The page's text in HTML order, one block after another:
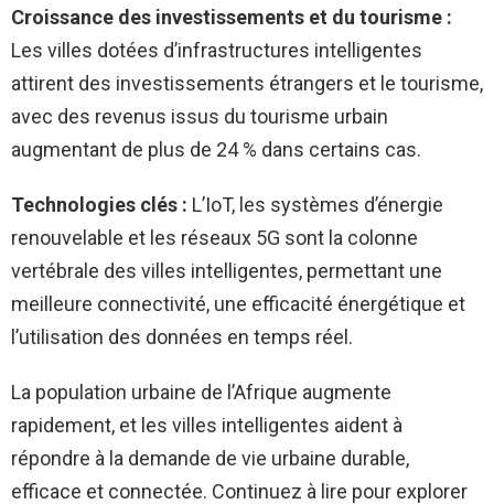
Croissance des investissements et du tourisme :
Les villes dotées d’infrastructures intelligentes
attirent des investissements étrangers et le tourisme,
avec des revenus issus du tourisme urbain
augmentant de plus de 24 % dans certains cas.
Technologies clés : L’IoT, les systèmes d’énergie
renouvelable et les réseaux 5G sont la colonne
vertébrale des villes intelligentes, permettant une
meilleure connectivité, une efficacité énergétique et
l’utilisation des données en temps réel.
La population urbaine de l’Afrique augmente
rapidement, et les villes intelligentes aident à
répondre à la demande de vie urbaine durable,
efficace et connectée. Continuez à lire pour explorer